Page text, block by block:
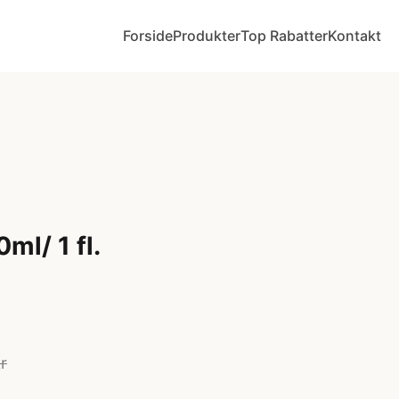
ForsideProdukterTop RabatterKontakt
1 fl.